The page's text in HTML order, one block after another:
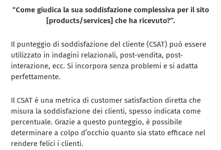
“Come giudica la sua soddisfazione complessiva per il sito
[products/services] che ha ricevuto?”.
Il punteggio di soddisfazione del cliente (CSAT) può essere
utilizzato in indagini relazionali, post-vendita, post-
interazione, ecc. Si incorpora senza problemi e si adatta
perfettamente.
Il CSAT è una metrica di customer satisfaction diretta che
misura la soddisfazione dei clienti, spesso indicata come
percentuale. Grazie a questo punteggio, è possibile
determinare a colpo d’occhio quanto sia stato efficace nel
rendere felici i clienti.